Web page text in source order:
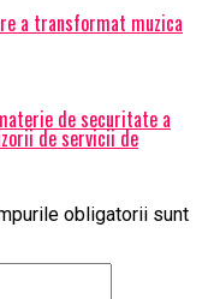
a transformat muzica
de securitate a
de servicii de
obligatorii sunt